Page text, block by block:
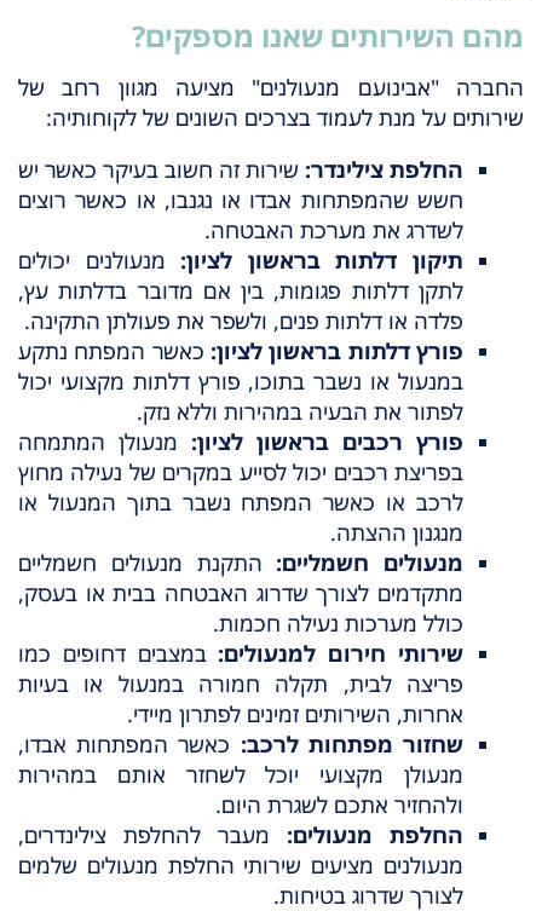
מהם השירותים שאנו מספקים?
החברה "אבינועם מנעולנים" מציעה מגוון רחב של
שירותים על מנת לעמוד בצרכים השונים של לקוחותיה:
החלפת צילינדר: שירות זה חשוב בעיקר כאשר יש
חשש שהמפתחות אבדו או נגנבו, או כאשר רוצים
לשדרג את מערכת האבטחה.
תיקון דלתות בראשון לציון: מנעולנים יכולים
לתקן דלתות פגומות, בין אם מדובר בדלתות עץ,
פלדה או דלתות פנים, ולשפר את פעולתן התקינה.
פורץ דלתות בראשון לציון: כאשר המפתח נתקע
במנעול או נשבר בתוכו, פורץ דלתות מקצועי יכול
לפתור את הבעיה במהירות וללא נזק.
פורץ רכבים בראשון לציון: מנעולן המתמחה
בפריצת רכבים יכול לסייע במקרים של נעילה מחוץ
לרכב או כאשר המפתח נשבר בתוך המנעול או
מנגנון ההצתה.
מנעולים חשמליים: התקנת מנעולים חשמליים
מתקדמים לצורך שדרוג האבטחה בבית או בעסק,
כולל מערכות נעילה חכמות.
שירותי חירום למנעולים: במצבים דחופים כמו
פריצה לבית, תקלה חמורה במנעול או בעיות
אחרות, השירותים זמינים לפתרון מיידי.
שחזור מפתחות לרכב: כאשר המפתחות אבדו,
מנעולן מקצועי יוכל לשחזר אותם במהירות
ולהחזיר אתכם לשגרת היום.
החלפת מנעולים: מעבר להחלפת צילינדרים,
מנעולנים מציעים שירותי החלפת מנעולים שלמים
לצורך שדרוג בטיחות.